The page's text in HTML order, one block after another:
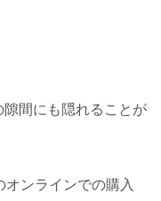
間にも隠れることが
ンラインでの購入